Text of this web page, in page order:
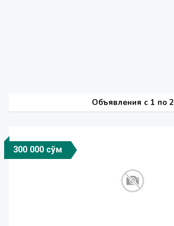
Объявления c 1 по 2
300 000 сўм